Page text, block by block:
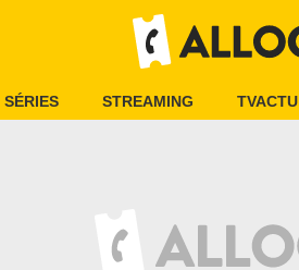
SÉRIES STREAMING TVACTU